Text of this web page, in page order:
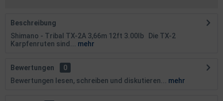
Beschreibung
Shimano - Tribal TX-2A 3,66m 12ft 3.00lb Die TX-2
Karpfenruten sind...
mehr
Bewertungen
0
Bewertungen lesen, schreiben und diskutieren...
mehr